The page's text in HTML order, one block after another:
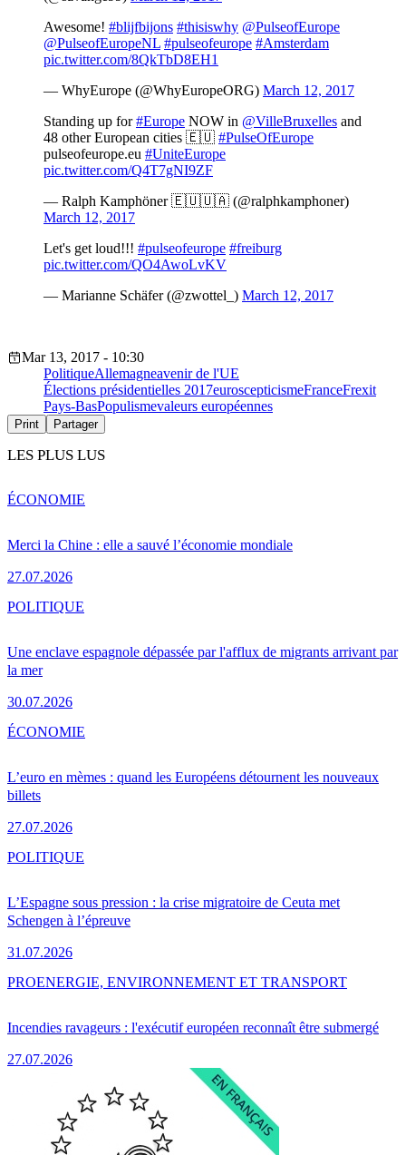
Awesome! #blijfbijons #thisiswhy @PulseofEurope
@PulseofEuropeNL #pulseofeurope #Amsterdam
pic.twitter.com/8QkTbD8EH1
— WhyEurope (@WhyEuropeORG) March 12, 2017
Standing up for#Europe NOW in @VilleBruxelles and
48 other European cities 🇪🇺 #PulseOfEurope
pulseofeurope.eu #UniteEurope
pic.twitter.com/Q4T7gNI9ZF
— Ralph Kamphöner 🇪🇺🇺🇦 (@ralphkamphoner)
March 12, 2017
Let's get loud!!! #pulseofeurope #freiburg
pic.twitter.com/QO4AwoLvKV
— Marianne Schäfer (@zwottel_) March 12, 2017
Mar 13, 2017 - 10:30
PolitiqueAllemagneavenir de l'UE
Élections présidentielles 2017euroscepticismeFranceFrexit
Pays-BasPopulismevaleurs européennes
Print Partager
LES PLUS LUS
Merci la Chine : elle a sauvé l’économie mondiale
27.07.2026
ÉCONOMIE
Une enclave espagnole dépassée par l'afflux de migrants arrivant par
la mer
30.07.2026
POLITIQUE
L’euro en mèmes : quand les Européens détournent les nouveaux
billets
27.07.2026
ÉCONOMIE
L’Espagne sous pression : la crise migratoire de Ceuta met
Schengen à l’épreuve
31.07.2026
POLITIQUE
Incendies ravageurs : l'exécutif européen reconnaît être submergé
27.07.2026
PROENERGIE, ENVIRONNEMENT ET TRANSPORT